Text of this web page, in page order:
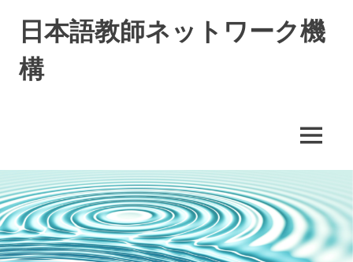
日本語教師ネットワーク機
構
MENU